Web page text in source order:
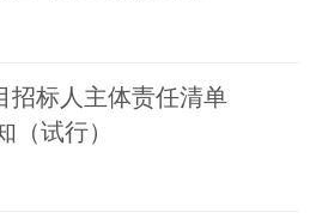
招标人主体责任清单
（试行）